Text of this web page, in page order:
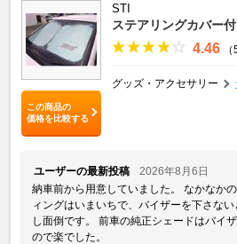
この商品の
価格を比較する
STI
ステアリングカバー
4.46
グッズ・アクセサリー
ユーザーの最新投稿
2026年8月6日
納車前から用意していました。 なかなか
ィングはいまいちで、バイザーを下さな
し面倒です。 前車の純正シェードはバイ
ので楽でした。